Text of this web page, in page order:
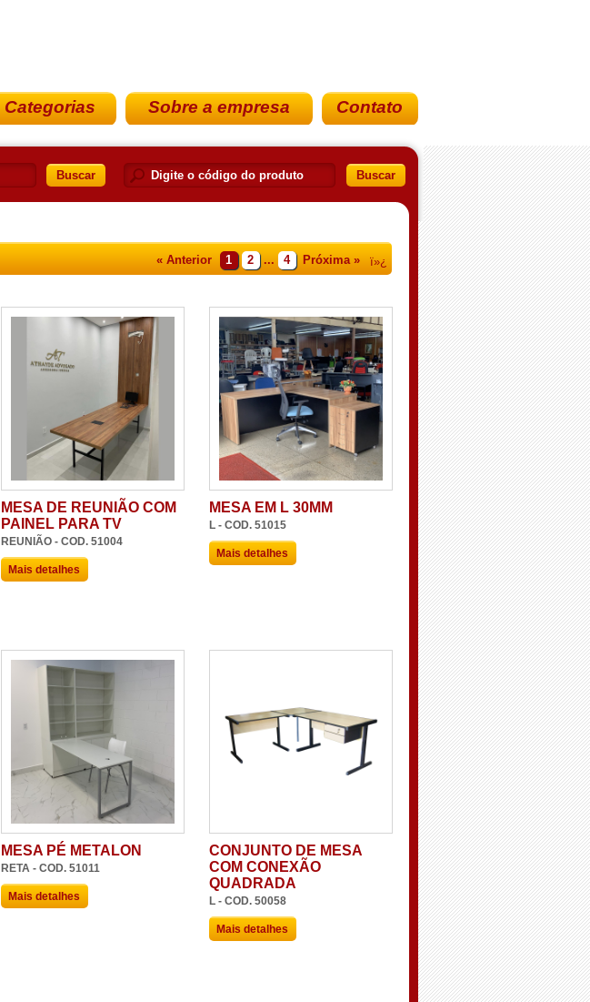
Categorias Sobre a empresa Contato
Buscar Buscar
ï»¿
« Anterior 1 2 ... 4 Próxima »
MESA DE REUNIÃO COM
PAINEL PARA TV
REUNIÃO - COD. 51004
Mais detalhes
MESA EM L 30MM
L - COD. 51015
Mais detalhes
MESA PÉ METALON
RETA - COD. 51011
Mais detalhes
CONJUNTO DE MESA
COM CONEXÃO
QUADRADA
L - COD. 50058
Mais detalhes